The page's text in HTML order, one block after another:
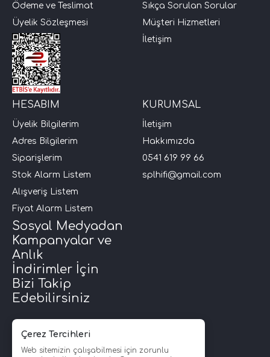
Ödeme ve Teslimat
Üyelik Sözleşmesi
Sıkça Sorulan Sorular
Müşteri Hizmetleri
İletişim
HESABIM
Üyelik Bilgilerim
Adres Bilgilerim
Siparişlerim
Stok Alarm Listem
Alışveriş Listem
Fiyat Alarm Listem
KURUMSAL
İletişim
Hakkımızda
0541 619 99 66
splhifi@gmail.com
Sosyal Medyadan
Kampanyalar ve
Anlık
İndirimler İçin
Bizi Takip
Edebilirsiniz
Çerez Tercihleri
Web sitemizin çalışabilmesi için zorunlu